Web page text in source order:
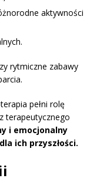
aktywności
rytmiczne zabawy
pełni rolę
terapeutycznego
i emocjonalny
ich przyszłości.